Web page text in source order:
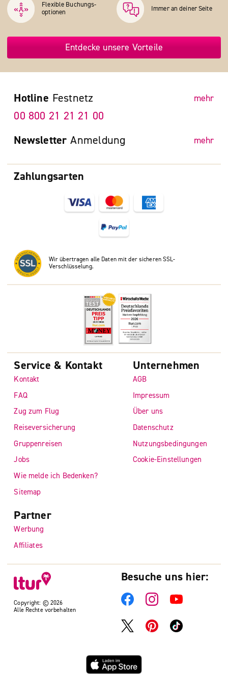
Flexible Buchungs­
optionen
Immer an deiner Seite
Entdecke unsere Vorteile
Zahlungsarten
Wir übertragen alle Daten mit der sicheren SSL-
Verschlüsselung.
Hotline Festnetz mehr
00 800 21 21 21 00
Newsletter Anmeldung mehr
Copyright: © 2026
Alle Rechte vorbehalten
Service & Kontakt
Kontakt
FAQ
Zug zum Flug
Reiseversicherung
Gruppenreisen
Jobs
Wie melde ich Bedenken?
Sitemap
Unternehmen
AGB
Impressum
Über uns
Datenschutz
Nutzungsbedingungen
Cookie-Einstellungen
Partner
Werbung
Affiliates
Besuche uns hier: